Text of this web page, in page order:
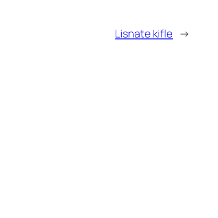
Lisnate kifle →